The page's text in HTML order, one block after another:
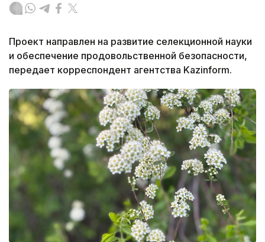
Проект направлен на развитие селекционной науки
и обеспечение продовольственной безопасности,
передает корреспондент агентства Kazinform.